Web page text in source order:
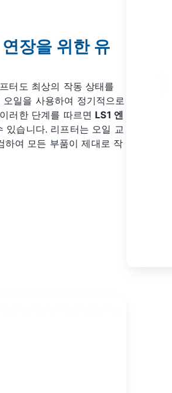
장을 위한 유
터도 최상의 작동 상태를
일을 사용하여 정기적으로
러한 단계를 따르면 LS1 엔
있습니다. 리프터는 오일 교
여 모든 부품이 제대로 작